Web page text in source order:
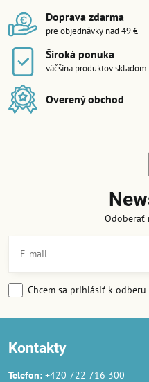
Doprava zdarma
pre objednávky nad 49 €
Široká ponuka
väčšina produktov skladom
Overený obchod
Odoberať
Chcem sa prihlásiť k
Kontakty
Telefon: +420 722 716 300